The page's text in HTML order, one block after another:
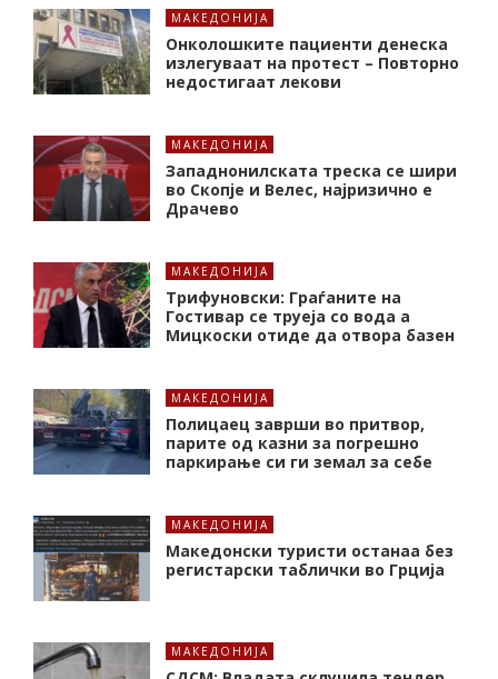
МАКЕДОНИЈА
Онколошките пациенти денеска
излегуваат на протест – Повторно
недостигаат лекови
МАКЕДОНИЈА
Западнонилската треска се шири
во Скопје и Велес, најризично е
Драчево
МАКЕДОНИЈА
Трифуновски: Граѓаните на
Гостивар се труеја со вода а
Мицкоски отиде да отвора базен
МАКЕДОНИЈА
Полицаец заврши во притвор,
парите од казни за погрешно
паркирање си ги земал за себе
МАКЕДОНИЈА
Македонски туристи останаа без
регистарски таблички во Грција
МАКЕДОНИЈА